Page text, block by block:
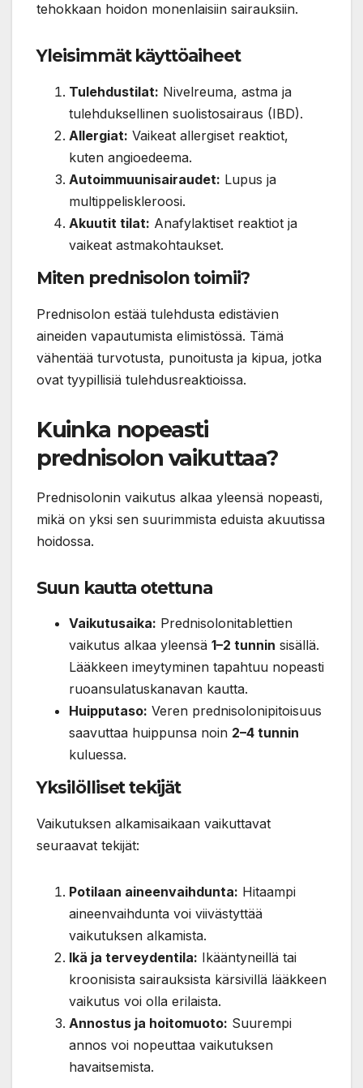
tehokkaan hoidon monenlaisiin sairauksiin.
Yleisimmät käyttöaiheet
Tulehdustilat: Nivelreuma, astma ja
tulehduksellinen suolistosairaus (IBD).
Allergiat: Vaikeat allergiset reaktiot,
kuten angioedeema.
Autoimmuunisairaudet: Lupus ja
multippeliskleroosi.
Akuutit tilat: Anafylaktiset reaktiot ja
vaikeat astmakohtaukset.
Miten prednisolon toimii?
Prednisolon estää tulehdusta edistävien
aineiden vapautumista elimistössä. Tämä
vähentää turvotusta, punoitusta ja kipua, jotka
ovat tyypillisiä tulehdusreaktioissa.
Kuinka nopeasti
prednisolon vaikuttaa?
Prednisolonin vaikutus alkaa yleensä nopeasti,
mikä on yksi sen suurimmista eduista akuutissa
hoidossa.
Suun kautta otettuna
Vaikutusaika: Prednisolonitablettien
vaikutus alkaa yleensä 1–2 tunnin sisällä.
Lääkkeen imeytyminen tapahtuu nopeasti
ruoansulatuskanavan kautta.
Huipputaso: Veren prednisolonipitoisuus
saavuttaa huippunsa noin 2–4 tunnin
kuluessa.
Yksilölliset tekijät
Vaikutuksen alkamisaikaan vaikuttavat
seuraavat tekijät:
Potilaan aineenvaihdunta: Hitaampi
aineenvaihdunta voi viivästyttää
vaikutuksen alkamista.
Ikä ja terveydentila: Ikääntyneillä tai
kroonisista sairauksista kärsivillä lääkkeen
vaikutus voi olla erilaista.
Annostus ja hoitomuoto: Suurempi
annos voi nopeuttaa vaikutuksen
havaitsemista.